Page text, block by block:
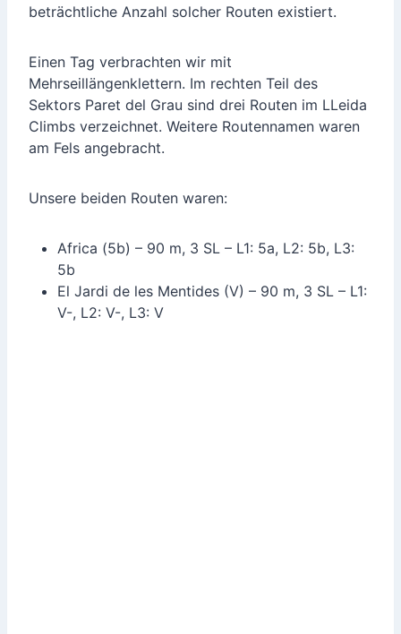
beträchtliche Anzahl solcher Routen existiert.
Einen Tag verbrachten wir mit
Mehrseillängenklettern. Im rechten Teil des
Sektors Paret del Grau sind drei Routen im LLeida
Climbs verzeichnet. Weitere Routennamen waren
am Fels angebracht.
Unsere beiden Routen waren:
Africa (5b) – 90 m, 3 SL – L1: 5a, L2: 5b, L3:
5b
El Jardi de les Mentides (V) – 90 m, 3 SL – L1:
V-, L2: V-, L3: V